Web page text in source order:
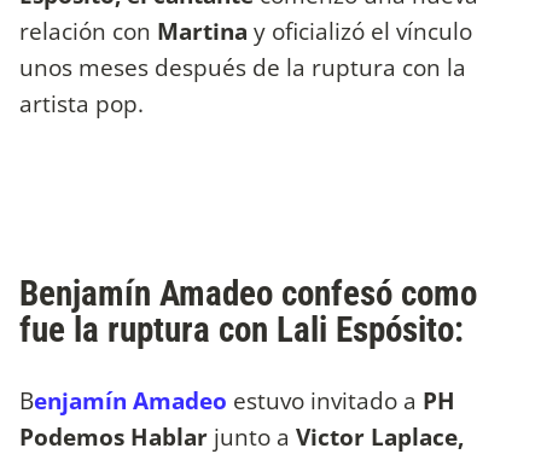
relación con Martina y oficializó el vínculo
unos meses después de la ruptura con la
artista pop.
Benjamín Amadeo confesó como
fue la ruptura con Lali Espósito:
Benjamín Amadeo estuvo invitado a PH
Podemos Hablar junto a Victor Laplace,